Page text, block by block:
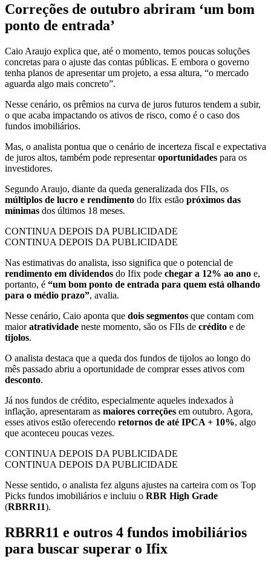
Correções de outubro abriram ‘um bom
ponto de entrada’
Caio Araujo explica que, até o momento, temos poucas soluções
concretas para o ajuste das contas públicas. E embora o governo
tenha planos de apresentar um projeto, a essa altura, “o mercado
aguarda algo mais concreto”.
Nesse cenário, os prêmios na curva de juros futuros tendem a subir,
o que acaba impactando os ativos de risco, como é o caso dos
fundos imobiliários.
Mas, o analista pontua que o cenário de incerteza fiscal e expectativa
de juros altos, também pode representaroportunidades para os
investidores.
Segundo Araujo, diante da queda generalizada dos FIIs, os
múltiplos de lucro e rendimento do Ifix estão próximos das
mínimas dos últimos 18 meses.
CONTINUA DEPOIS DA PUBLICIDADE
CONTINUA DEPOIS DA PUBLICIDADE
Nas estimativas do analista, isso significa que o potencial de
rendimento em dividendos do Ifix pode chegar a 12% ao ano e,
portanto, é “um bom ponto de entrada para quem está olhando
para o médio prazo”, avalia.
Nesse cenário, Caio aponta que dois segmentos que contam com
maioratratividade neste momento, são os FIIs de crédito e de
tijolos.
O analista destaca que a queda dos fundos de tijolos ao longo do
mês passado abriu a oportunidade de comprar esses ativos com
desconto.
Já nos fundos de crédito, especialmente aqueles indexados à
inflação, apresentaram as maiores correções em outubro. Agora,
esses ativos estão oferecendo retornos de até IPCA + 10%, algo
que aconteceu poucas vezes.
CONTINUA DEPOIS DA PUBLICIDADE
CONTINUA DEPOIS DA PUBLICIDADE
Nesse sentido, o analista fez alguns ajustes na carteira com os Top
Picks fundos imobiliários e incluiu o RBR High Grade
(RBRR11).
RBRR11 e outros 4 fundos imobiliários
para buscar superar o Ifix